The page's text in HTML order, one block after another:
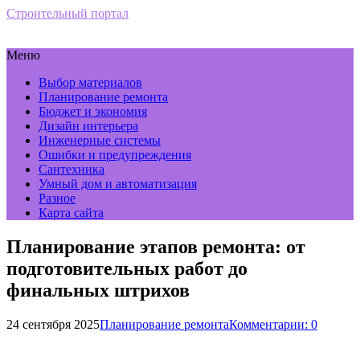
Строительный портал
Меню
Выбор материалов
Планирование ремонта
Бюджет и экономия
Дизайн интерьера
Инженерные системы
Ошибки и предупреждения
Сантехника
Умный дом и автоматизация
Разное
Карта сайта
Планирование этапов ремонта: от
подготовительных работ до
финальных штрихов
24 сентября 2025Планирование ремонтаКомментарии: 0